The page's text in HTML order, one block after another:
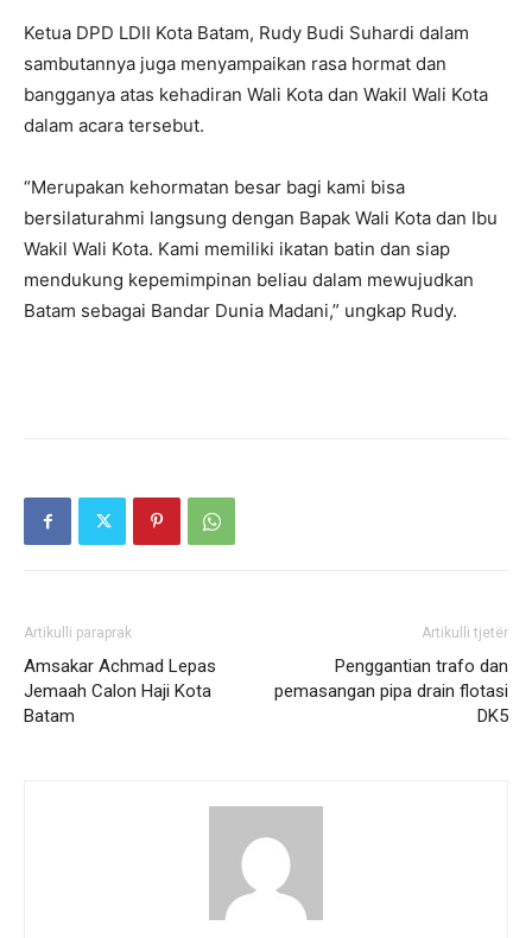
Ketua DPD LDII Kota Batam, Rudy Budi Suhardi dalam
sambutannya juga menyampaikan rasa hormat dan
bangganya atas kehadiran Wali Kota dan Wakil Wali Kota
dalam acara tersebut.
“Merupakan kehormatan besar bagi kami bisa
bersilaturahmi langsung dengan Bapak Wali Kota dan Ibu
Wakil Wali Kota. Kami memiliki ikatan batin dan siap
mendukung kepemimpinan beliau dalam mewujudkan
Batam sebagai Bandar Dunia Madani,” ungkap Rudy.
Artikulli paraprak
Amsakar Achmad Lepas
Jemaah Calon Haji Kota
Batam
Artikulli tjetër
Penggantian trafo dan
pemasangan pipa drain flotasi
DK5